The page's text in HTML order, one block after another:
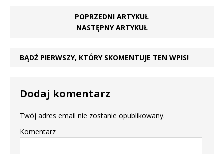
POPRZEDNI ARTYKUŁ
NASTĘPNY ARTYKUŁ
BĄDŹ PIERWSZY, KTÓRY SKOMENTUJE TEN WPIS!
Dodaj komentarz
Twój adres email nie zostanie opublikowany.
Komentarz